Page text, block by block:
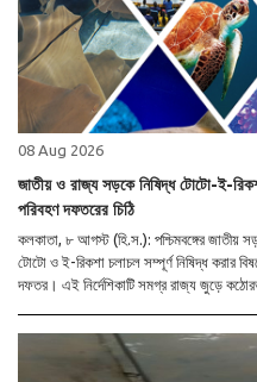
08 Aug 2026
জাতীয় ও রাজ্য সড়কে নিষিদ্ধ টোটো-ই-
পরিবহণ দফতরের চিঠি
কলকাতা, ৮ আগস্ট (হি.স.): পশ্চিমবঙ্গের জাতীয়
টোটো ও ই-রিকশা চলাচল সম্পূর্ণ নিষিদ্ধ করার
দফতর। এই নির্দেশিকাটি সমগ্র রাজ্য জুড়ে